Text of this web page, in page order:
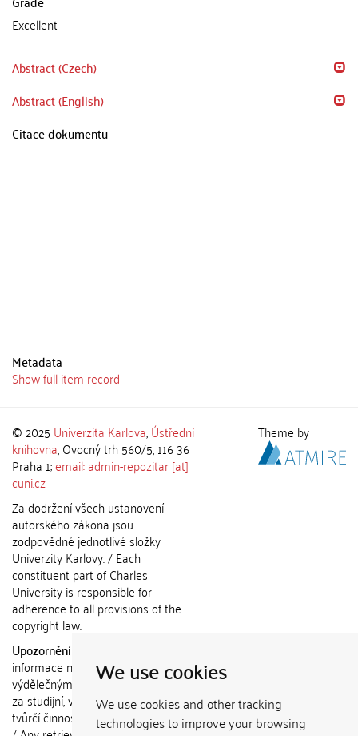
We use cookies
We use cookies and other tracking
technologies to improve your browsing
Excellent
Abstract (Czech)
Abstract (English)
Citace dokumentu
Metadata
Show full item record
© 2025 Univerzita Karlova,Ústřední
knihovna, Ovocný trh 560/5, 116 36
Praha 1;email: admin-repozitar [at]
cuni.cz
Za dodržení všech ustanovení
autorského zákona jsou
zodpovědné jednotlivé složky
Univerzity Karlovy. / Each
constituent part of Charles
University is responsible for
adherence to all provisions of the
copyright law.
Upozornění / Notice:
informace nemohou být použity k
výdělečným účelům nebo vydávány
za studijní, vědeckou nebo jinou
tvůrčí činnost jiné osoby než autora.
Theme by